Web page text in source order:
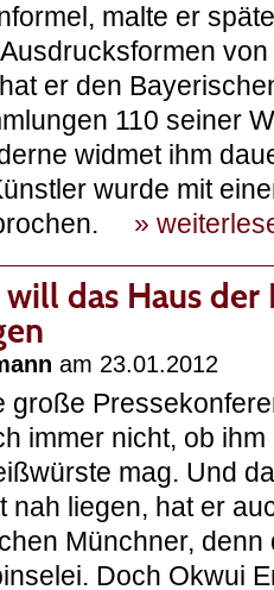
malte er
er den
110 seiner
widmet ihm
wurde mit
»
das Haus der
am 23.01.2012
große
immer nicht, ob
mag. Und
nah liegen, hat er
Münchner, denn
Doch Okwui